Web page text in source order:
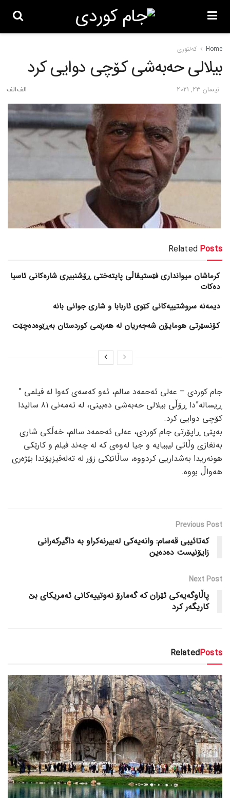
Home کەلتوری
بیلالی حەبەشی کۆچی دوایی کرد
نیسان 23, 2021
Related Posts
کرماشان میوانداری فێستیڤاڵی پایتەختی ڕۆشنبیری شارەکانی ئاسیا
دەکات
کۆنسێرتی هومایۆن شەجەریان لە هەرێمی کوردستان بەڕێوەدەچێت
جام کوردی – عەلی ئەحمەد سالم، ئەو کەسەی کەوا لە فیلمی ”
ڕیسالە”دا ڕۆڵی بیلالی حەبەشی دەبینی، لە تەمەنی ٨۱ سالیدا
کۆچی دوایی کرد.
بەپێی ڕاپۆرتی جام کوردی، عەلی ئەحمەد سالم، خەڵکی شاری
بەنغازی وڵاتی لیبیایە و جیا لەوەی کە لە چەند فیلم و کارێکی
هونەریدا بەشداریی کردووە، ساڵانێکی زۆر لە تەلەفیزیۆندا بێژەری
هەواڵ بووە.
Previous Post
کەتائیبی قەسام: وانەیەکی لەبیرنەکراو بە داگیرکەرانی
زایۆنیست دەدەین
Next Post
پاڵاوگەیەکی ئێران کە گەمارۆ نەوتییەکانی ئەمریکای بێ
کاریگەر کرد
RelatedPosts